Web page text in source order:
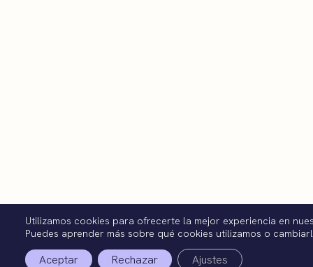
Utilizamos cookies para ofrecerte la mejor experiencia en
Puedes aprender más sobre qué cookies utilizamos o
Aceptar Rechazar Ajustes